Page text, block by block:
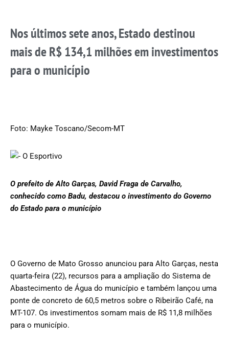
Nos últimos sete anos, Estado destinou
mais de R$ 134,1 milhões em investimentos
para o município
Foto: Mayke Toscano/Secom-MT
O prefeito de Alto Garças, David Fraga de Carvalho,
conhecido como Badu, destacou o investimento do Governo
do Estado para o município
O Governo de Mato Grosso anunciou para Alto Garças, nesta
quarta-feira (22), recursos para a ampliação do Sistema de
Abastecimento de Água do município e também lançou uma
ponte de concreto de 60,5 metros sobre o Ribeirão Café, na
MT-107. Os investimentos somam mais de R$ 11,8 milhões
para o município.